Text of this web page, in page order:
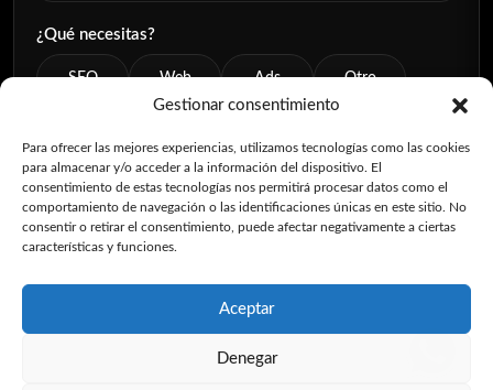
Gestionar consentimiento
Para ofrecer las mejores experiencias, utilizamos tecnologías como las cookies
para almacenar y/o acceder a la información del dispositivo. El
consentimiento de estas tecnologías nos permitirá procesar datos como el
comportamiento de navegación o las identificaciones únicas en este sitio. No
consentir o retirar el consentimiento, puede afectar negativamente a ciertas
características y funciones.
Aceptar
Denegar
¿Qué necesitas?
SEO Web Ads Otro
He leído y acepto las Políticas de privacidad